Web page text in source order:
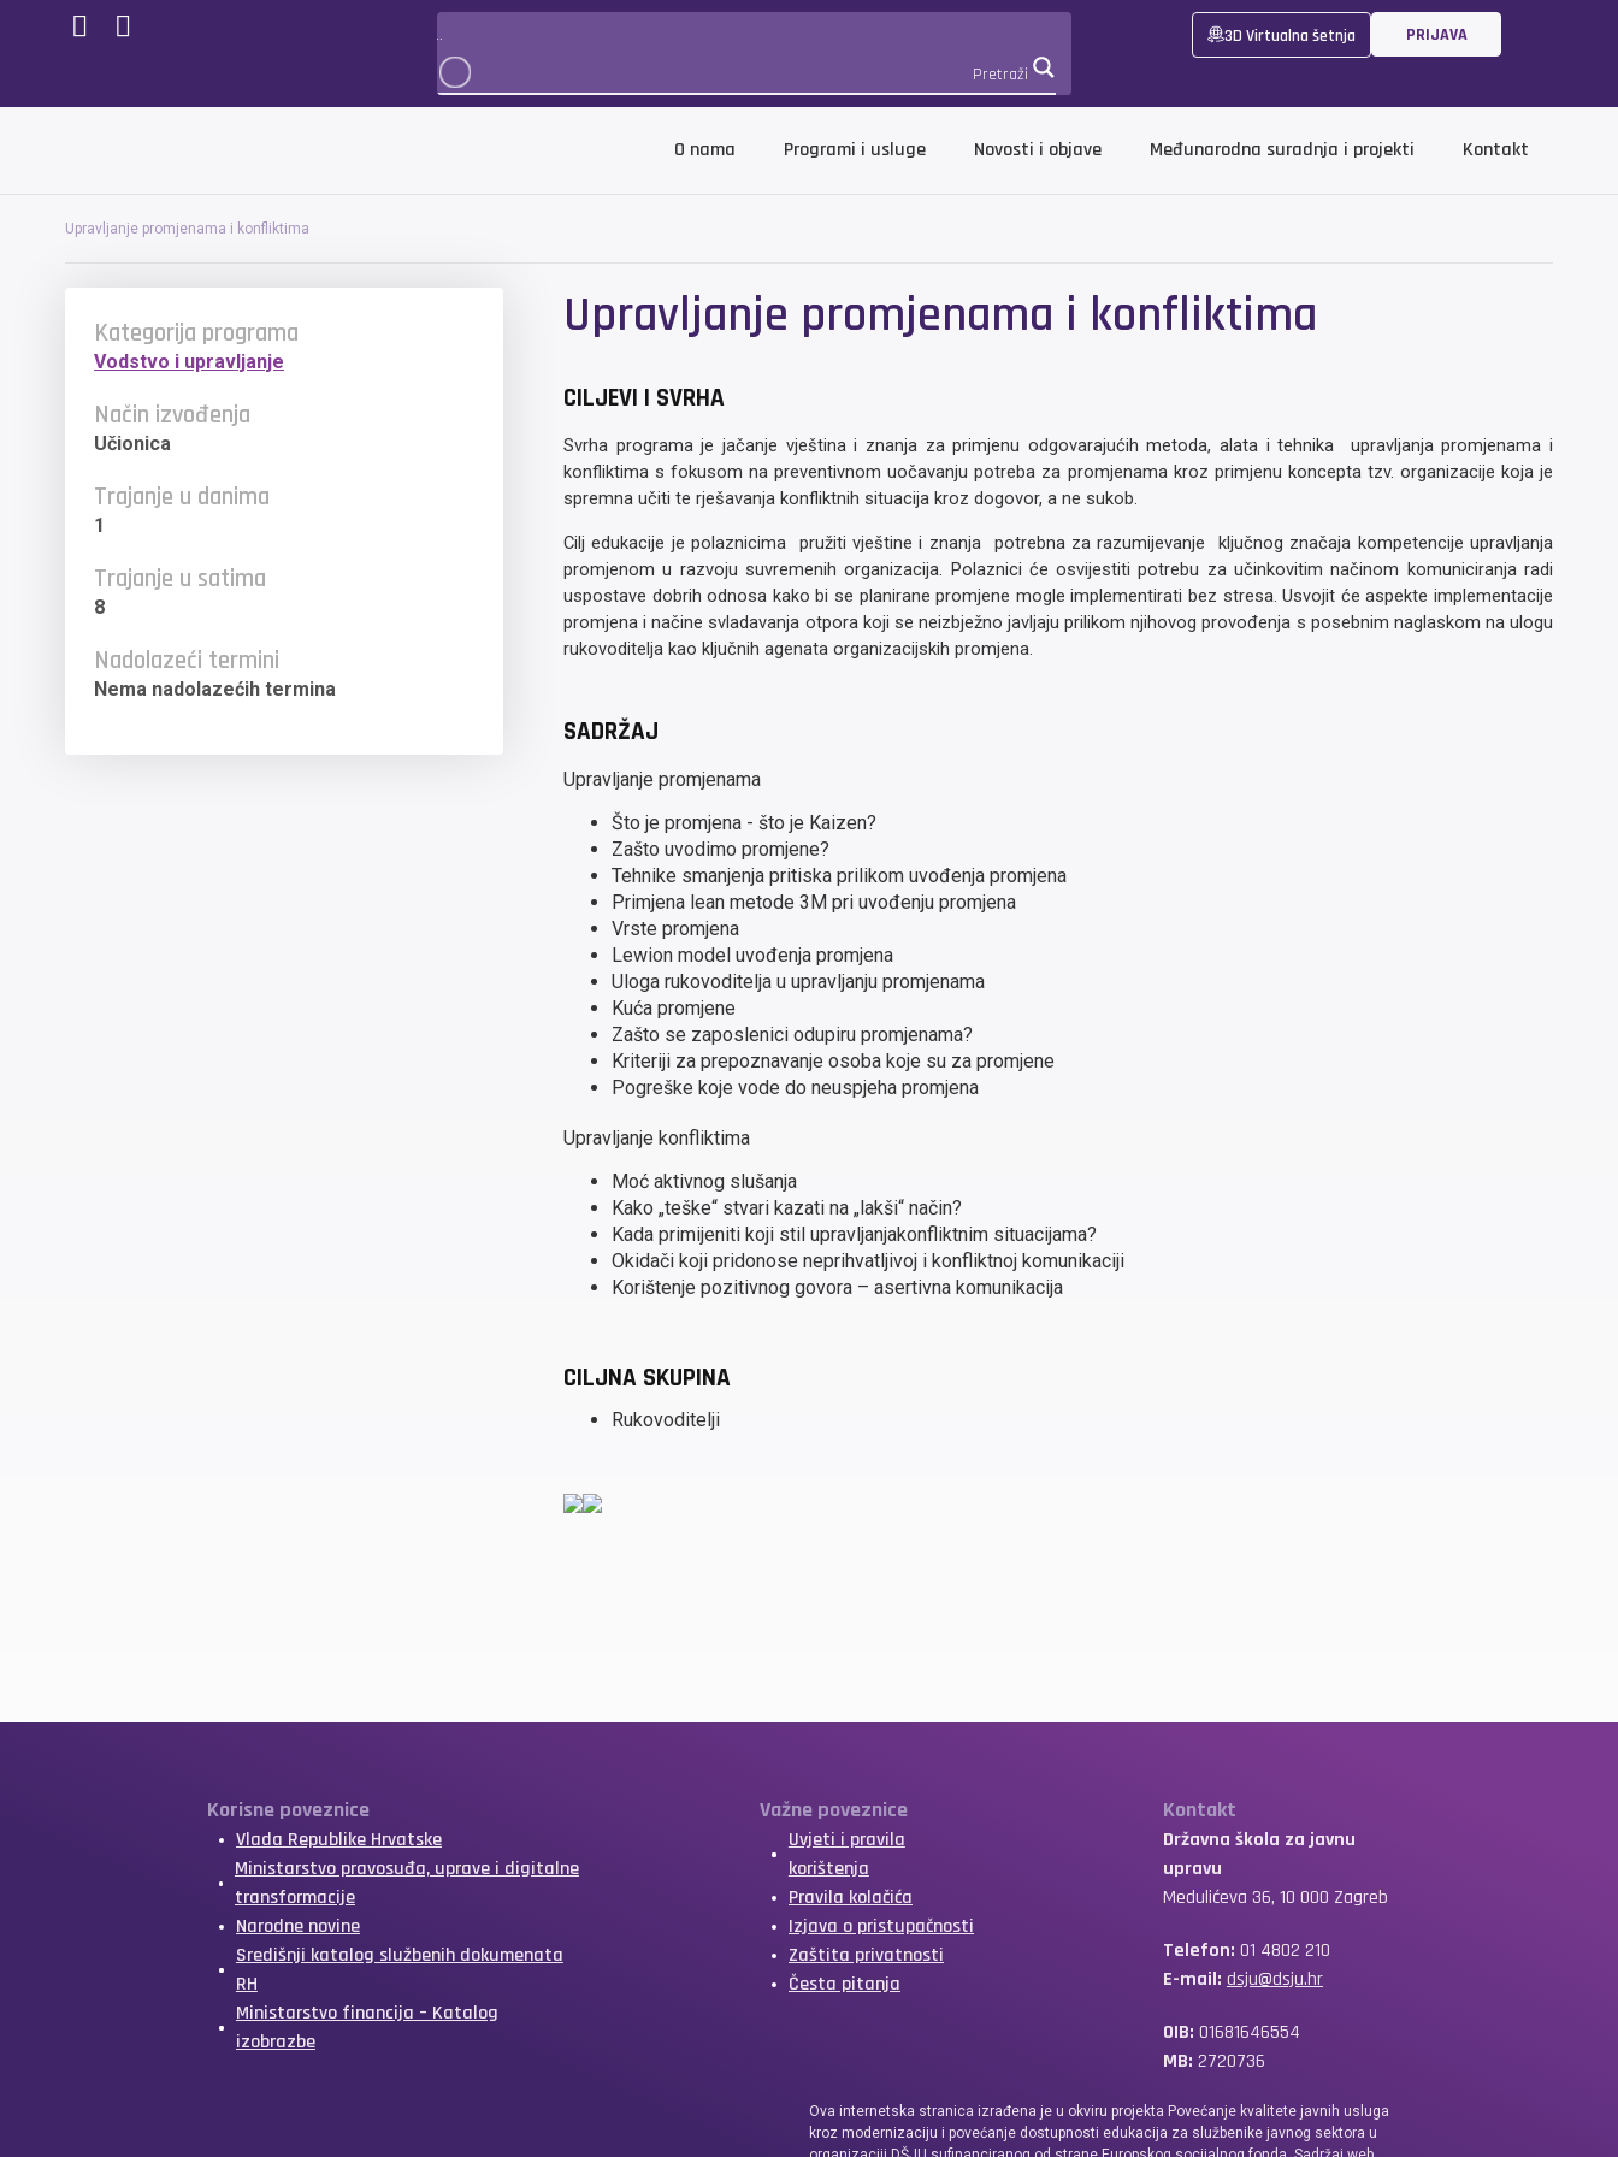
Pretraži
3D Virtualna šetnja PRIJAVA
O nama Programi i usluge Novosti i objave Međunarodna suradnja i projekti Kontakt
Upravljanje promjenama i konfliktima
Kategorija programa
Vodstvo i upravljanje
Način izvođenja
Učionica
Trajanje u danima
1
Trajanje u satima
8
Nadolazeći termini
Nema nadolazećih termina
Upravljanje promjenama i konfliktima
CILJEVI I SVRHA
Svrha programa je jačanje vještina i znanja za primjenu odgovarajućih metoda, alata i tehnika upravljanja promjenama i
konfliktima s fokusom na preventivnom uočavanju potreba za promjenama kroz primjenu koncepta tzv. organizacije koja je
spremna učiti te rješavanja konfliktnih situacija kroz dogovor, a ne sukob.
Cilj edukacije je polaznicima pružiti vještine i znanja potrebna za razumijevanje ključnog značaja kompetencije upravljanja
promjenom u razvoju suvremenih organizacija. Polaznici će osvijestiti potrebu za učinkovitim načinom komuniciranja radi
uspostave dobrih odnosa kako bi se planirane promjene mogle implementirati bez stresa. Usvojit će aspekte implementacije
promjena i načine svladavanja otpora koji se neizbježno javljaju prilikom njihovog provođenja s posebnim naglaskom na ulogu
rukovoditelja kao ključnih agenata organizacijskih promjena.
SADRŽAJ
Upravljanje promjenama
Što je promjena - što je Kaizen?
Zašto uvodimo promjene?
Tehnike smanjenja pritiska prilikom uvođenja promjena
Primjena lean metode 3M pri uvođenju promjena
Vrste promjena
Lewion model uvođenja promjena
Uloga rukovoditelja u upravljanju promjenama
Kuća promjene
Zašto se zaposlenici odupiru promjenama?
Kriteriji za prepoznavanje osoba koje su za promjene
Pogreške koje vode do neuspjeha promjena
Upravljanje konfliktima
Moć aktivnog slušanja
Kako „teške“ stvari kazati na „lakši“ način?
Kada primijeniti koji stil upravljanjakonfliktnim situacijama?
Okidači koji pridonose neprihvatljivoj i konfliktnoj komunikaciji
Korištenje pozitivnog govora – asertivna komunikacija
CILJNA SKUPINA
Rukovoditelji
Korisne poveznice
Vlada Republike Hrvatske
Ministarstvo pravosuđa, uprave i digitalne
transformacije
Narodne novine
Središnji katalog službenih dokumenata
RH
Ministarstvo financija – Katalog
izobrazbe
Važne poveznice
Uvjeti i pravila
korištenja
Pravila kolačića
Izjava o pristupačnosti
Zaštita privatnosti
Česta pitanja
Kontakt
Državna škola za javnu
upravu
Medulićeva 36, 10 000 Zagreb
Telefon: 01 4802 210
E-mail: dsju@dsju.hr
OIB: 01681646554
MB: 2720736
Ova internetska stranica izrađena je u okviru projekta Povećanje kvalitete javnih usluga
kroz modernizaciju i povećanje dostupnosti edukacija za službenike javnog sektora u